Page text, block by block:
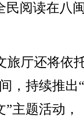
民阅读在八
厅还将依
，持续推出
主题活动，